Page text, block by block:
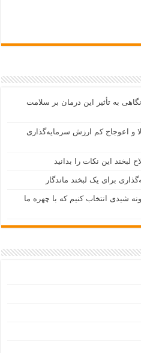
به تأثیر این درمان بر سلامت
و اعوجاج کم ارزش سرمایه‌گذاری
لبخند این نکات را بدانید
برای یک لبخند ماندگار
شیدی انتخاب کنیم که با چهره ما